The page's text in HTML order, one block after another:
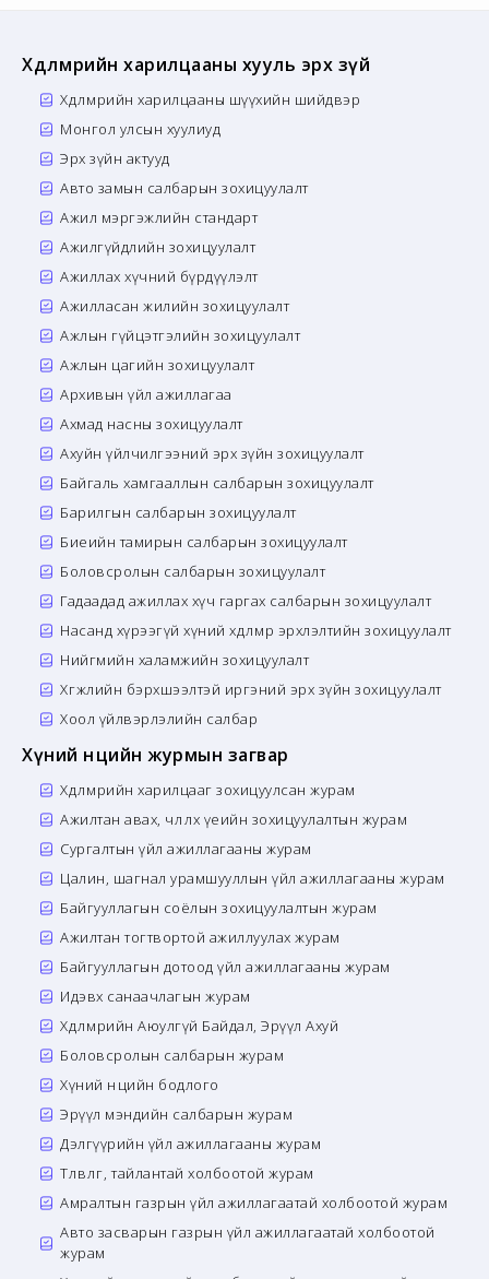
Хөдөлмөрийн харилцааны хууль эрх зүй
Хөдөлмөрийн харилцааны шүүхийн шийдвэр
Монгол улсын хуулиуд
Эрх зүйн актууд
Авто замын салбарын зохицуулалт
Ажил мэргэжлийн стандарт
Ажилгүйдлийн зохицуулалт
Ажиллах хүчний бүрдүүлэлт
Ажилласан жилийн зохицуулалт
Ажлын гүйцэтгэлийн зохицуулалт
Ажлын цагийн зохицуулалт
Архивын үйл ажиллагаа
Ахмад насны зохицуулалт
Ахуйн үйлчилгээний эрх зүйн зохицуулалт
Байгаль хамгааллын салбарын зохицуулалт
Барилгын салбарын зохицуулалт
Биеийн тамирын салбарын зохицуулалт
Боловсролын салбарын зохицуулалт
Гадаадад ажиллах хүч гаргах салбарын зохицуулалт
Насанд хүрээгүй хүний хөдөлмөр эрхлэлтийн зохицуулалт
Нийгмийн халамжийн зохицуулалт
Хөгжлийн бэрхшээлтэй иргэний эрх зүйн зохицуулалт
Хоол үйлвэрлэлийн салбар
Хүний нөөцийн журмын загвар
Хөдөлмөрийн харилцааг зохицуулсан журам
Ажилтан авах, чөлөөлөх үеийн зохицуулалтын журам
Сургалтын үйл ажиллагааны журам
Цалин, шагнал урамшууллын үйл ажиллагааны журам
Байгууллагын соёлын зохицуулалтын журам
Ажилтан тогтвортой ажиллуулах журам
Байгууллагын дотоод үйл ажиллагааны журам
Идэвх санаачлагын журам
Хөдөлмөрийн Аюулгүй Байдал, Эрүүл Ахуй
Боловсролын салбарын журам
Хүний нөөцийн бодлого
Эрүүл мэндийн салбарын журам
Дэлгүүрийн үйл ажиллагааны журам
Төлөвлөгөө, тайлантай холбоотой журам
Амралтын газрын үйл ажиллагаатай холбоотой журам
Авто засварын газрын үйл ажиллагаатай холбоотой
журам